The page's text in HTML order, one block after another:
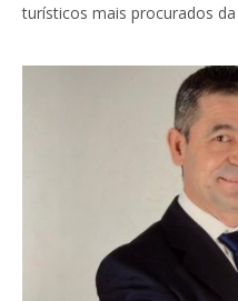
turísticos mais procurados